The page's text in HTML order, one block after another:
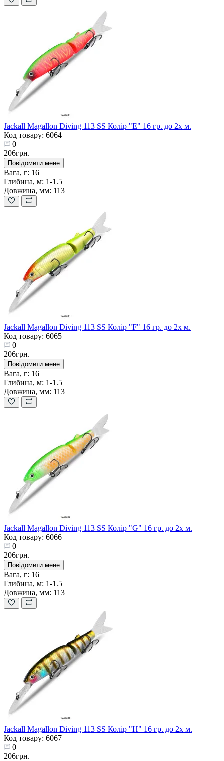
Jackall Magallon Diving 113 SS Колір "E" 16 гр. до 2х м.
Код товару: 6064
0
206грн.
Повідомити мене
Вага, г: 16
Глибина, м: 1-1.5
Довжина, мм: 113
Jackall Magallon Diving 113 SS Колір "F" 16 гр. до 2х м.
Код товару: 6065
0
206грн.
Повідомити мене
Вага, г: 16
Глибина, м: 1-1.5
Довжина, мм: 113
Jackall Magallon Diving 113 SS Колір "G" 16 гр. до 2х м.
Код товару: 6066
0
206грн.
Повідомити мене
Вага, г: 16
Глибина, м: 1-1.5
Довжина, мм: 113
Jackall Magallon Diving 113 SS Колір "H" 16 гр. до 2х м.
Код товару: 6067
0
206грн.